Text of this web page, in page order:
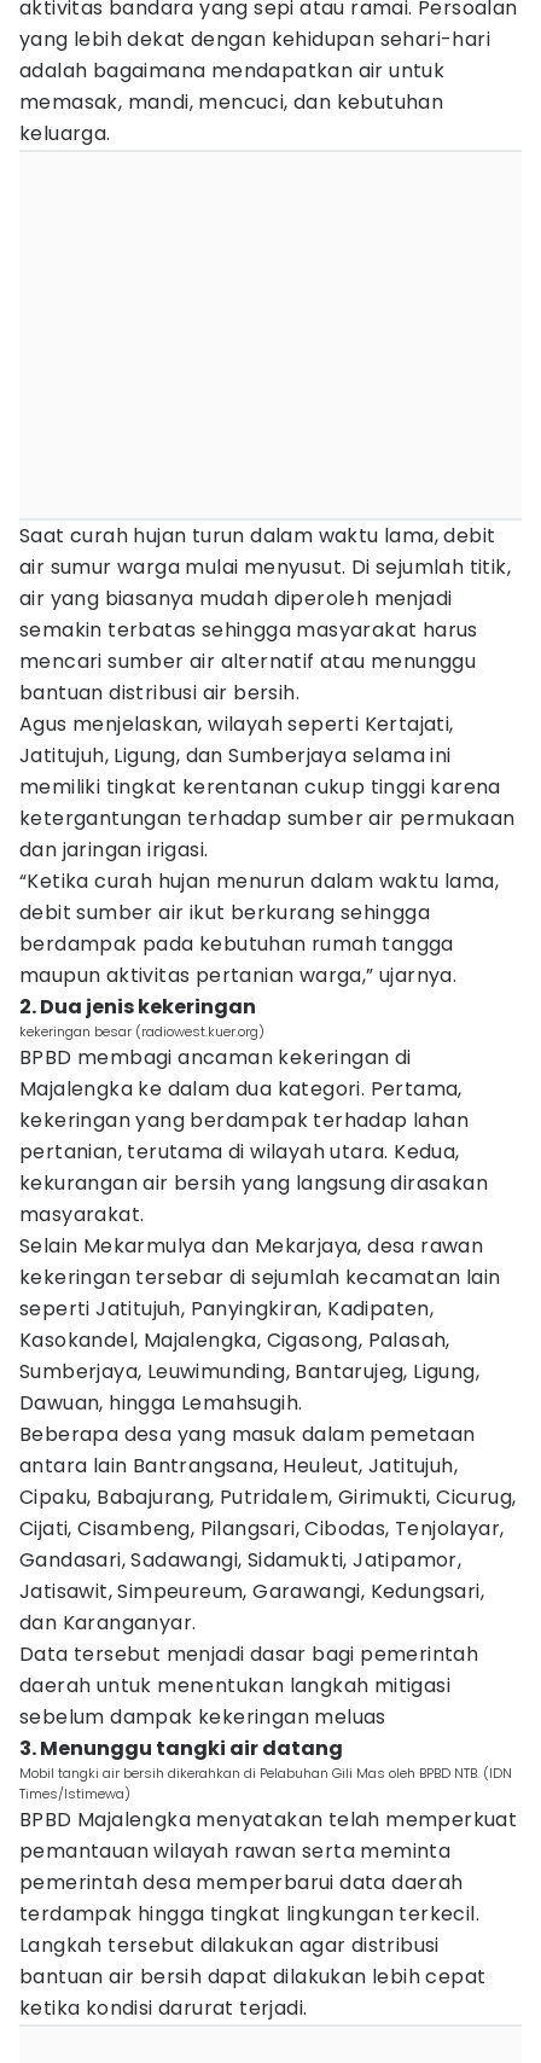
aktivitas bandara yang sepi atau ramai. Persoalan
yang lebih dekat dengan kehidupan sehari-hari
adalah bagaimana mendapatkan air untuk
memasak, mandi, mencuci, dan kebutuhan
keluarga.
Saat curah hujan turun dalam waktu lama, debit
air sumur warga mulai menyusut. Di sejumlah titik,
air yang biasanya mudah diperoleh menjadi
semakin terbatas sehingga masyarakat harus
mencari sumber air alternatif atau menunggu
bantuan distribusi air bersih.
Agus menjelaskan, wilayah seperti Kertajati,
Jatitujuh, Ligung, dan Sumberjaya selama ini
memiliki tingkat kerentanan cukup tinggi karena
ketergantungan terhadap sumber air permukaan
dan jaringan irigasi.
“Ketika curah hujan menurun dalam waktu lama,
debit sumber air ikut berkurang sehingga
berdampak pada kebutuhan rumah tangga
maupun aktivitas pertanian warga,” ujarnya.
2. Dua jenis kekeringan
kekeringan besar (radiowest.kuer.org)
BPBD membagi ancaman kekeringan di
Majalengka ke dalam dua kategori. Pertama,
kekeringan yang berdampak terhadap lahan
pertanian, terutama di wilayah utara. Kedua,
kekurangan air bersih yang langsung dirasakan
masyarakat.
Selain Mekarmulya dan Mekarjaya, desa rawan
kekeringan tersebar di sejumlah kecamatan lain
seperti Jatitujuh, Panyingkiran, Kadipaten,
Kasokandel, Majalengka, Cigasong, Palasah,
Sumberjaya, Leuwimunding, Bantarujeg, Ligung,
Dawuan, hingga Lemahsugih.
Beberapa desa yang masuk dalam pemetaan
antara lain Bantrangsana, Heuleut, Jatitujuh,
Cipaku, Babajurang, Putridalem, Girimukti, Cicurug,
Cijati, Cisambeng, Pilangsari, Cibodas, Tenjolayar,
Gandasari, Sadawangi, Sidamukti, Jatipamor,
Jatisawit, Simpeureum, Garawangi, Kedungsari,
dan Karanganyar.
Data tersebut menjadi dasar bagi pemerintah
daerah untuk menentukan langkah mitigasi
sebelum dampak kekeringan meluas
3. Menunggu tangki air datang
Mobil tangki air bersih dikerahkan di Pelabuhan Gili Mas oleh BPBD NTB. (IDN
Times/Istimewa)
BPBD Majalengka menyatakan telah memperkuat
pemantauan wilayah rawan serta meminta
pemerintah desa memperbarui data daerah
terdampak hingga tingkat lingkungan terkecil.
Langkah tersebut dilakukan agar distribusi
bantuan air bersih dapat dilakukan lebih cepat
ketika kondisi darurat terjadi.